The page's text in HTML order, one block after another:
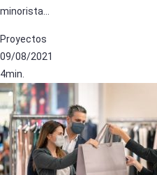
minorista…
Proyectos
09/08/2021
4min.